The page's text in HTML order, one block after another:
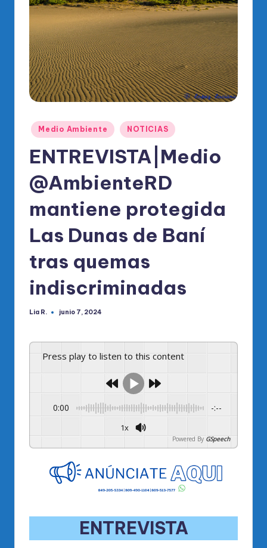
o
O
fi
al
el
R
Publicado
en
Medio Ambiente NOTICIAS
ENTREVISTA|Medio
@AmbienteRD
mantiene protegida
Las Dunas de Baní
tras quemas
indiscriminadas
Publicado
Lia R. junio 7, 2024
Press play to listen to this content
0:00 -:--
1x
Powered By GSpeech
ENTREVISTA